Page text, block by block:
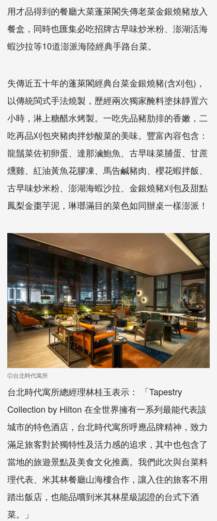
用才品得到的餐廳大菜蓬萊閣失傳老菜金銀燒豬放入
餐盒，同時也匯集必吃招牌古早味炒米粉、澎湖活海
蝦沙拉等10道澎派海陸經典手路台菜。
失傳近五十年的蓬萊閣經典台菜金銀燒豬(含刈包)，
以傳統閩式手法燒製，歷經兩次獨家醃料塗抹靜置六
小時，淋上糖醋水烤製。一吃先品豬肋排的香嫩，二
吃再品刈包夾豬肉拌炒酸菜的美味。豐富內容包含：
龍鬚菜佐初卵蛋、達那滷鮑魚、古早味菜脯蛋、甘蔗
燻雞、紅油黃魚花膠凍、馬告鹹豬肉、櫻花蝦拌飯、
古早味炒米粉、澎湖海蝦沙拉、金銀燒豬刈包及甜點
鳳梨金棗芋泥，琳瑯滿目的菜色如同辦桌一樣澎派！
ⓒ台北時代寓所
台北時代寓所總經理林桂玉表示： 「Tapestry
Collection by Hilton 在全世界擁有一系列最能代表該
城市的特色酒店，台北時代寓所呼應品牌精神，致力
滿足旅客對於獨特性及活力感的追求，其中也包含了
當地的旅遊景點及美食文化推薦。我們此次與台菜料
理代表、米其林餐廳山海樓合作，讓入住的旅客不用
踏出飯店，也能品嚐到米其林星級認證的台式下酒
菜。」